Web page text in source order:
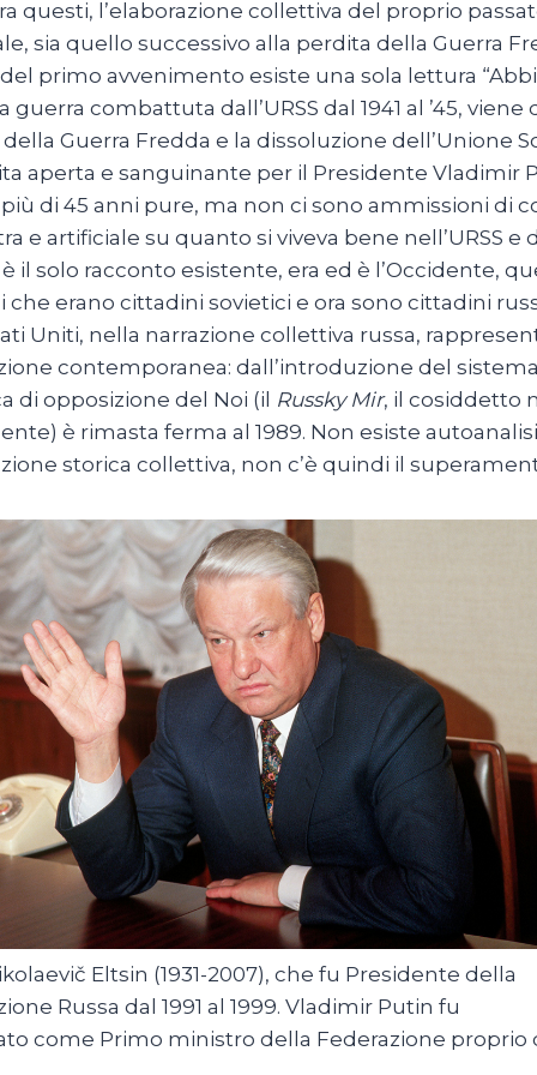
questi, l’elaborazione collettiva del proprio
sia quello successivo alla perdita della Guerra
del primo avvenimento esiste una sola lettura
guerra combattuta dall’URSS dal 1941 al ’45,
Guerra Fredda e la dissoluzione dell’Unione
aperta e sanguinante per il Presidente Vladimir
di 45 anni pure, ma non ci sono ammissioni di
e artificiale su quanto si viveva bene nell’URSS
il solo racconto esistente, era ed è l’Occidente,
che erano cittadini sovietici e ora sono cittadini
Uniti, nella narrazione collettiva russa,
contemporanea: dall’introduzione del
di opposizione del Noi (il Russky Mir, il cosiddetto
è rimasta ferma al 1989. Non esiste
storica collettiva, non c’è quindi il
Eltsin (1931-2007), che fu Presidente della
Russa dal 1991 al 1999. Vladimir Putin fu
come Primo ministro della Federazione proprio